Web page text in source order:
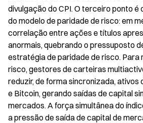
divulgação do CPI. O terceiro ponto é
do modelo de paridade de risco: em
correlação entre ações e títulos
anormais, quebrando o pressuposto
estratégia de paridade de risco. Para
risco, gestores de carteiras
reduzir, de forma sincronizada, ativos
e Bitcoin, gerando saídas de capital
mercados. A força simultânea do
a pressão de saída de capital de